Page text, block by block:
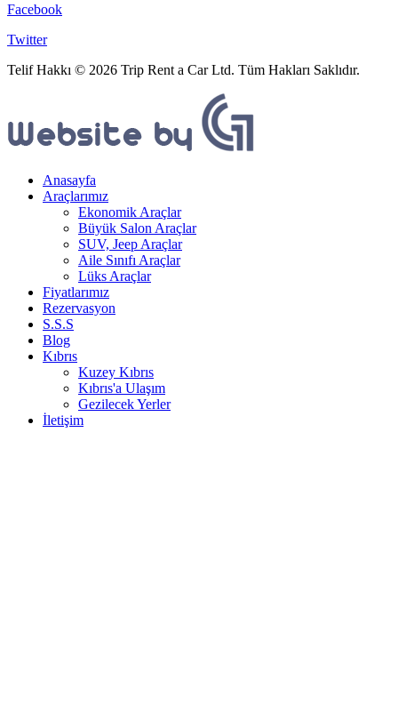
Facebook
Twitter
Telif Hakkı © 2026 Trip Rent a Car Ltd. Tüm Hakları Saklıdır.
Anasayfa
Araçlarımız
Ekonomik Araçlar
Büyük Salon Araçlar
SUV, Jeep Araçlar
Aile Sınıfı Araçlar
Lüks Araçlar
Fiyatlarımız
Rezervasyon
S.S.S
Blog
Kıbrıs
Kuzey Kıbrıs
Kıbrıs'a Ulaşım
Gezilecek Yerler
İletişim